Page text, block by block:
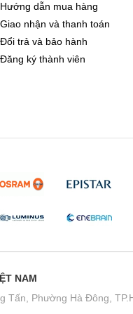
Hướng dẫn mua hàng
Giao nhận và thanh toán
Đổi trả và bảo hành
Đăng ký thành viên
NAM
Tấn, Phường Hà Đông,